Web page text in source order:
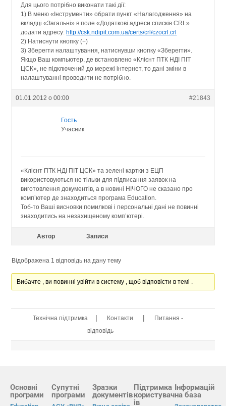
Для цього потрібно виконати такі дії:
1) В меню «Інструменти» обрати пункт «Налагодження» на
вкладці «Загальні» в поле «Додаткові адреси списків CRL»
додати адресу:http://csk.ndipit.com.ua/certs/crl/czocrl.crl
2) Натиснути кнопку (+)
3) Зберегти налаштування, натиснувши кнопку «Зберегти».
Якщо Ваш компьютер, де встановлено «Клієнт ПТК НДІ ПІТ
ЦСК», не підключений до мережі інтернет, то дані зміни в
налаштуванні проводити не потрібно.
01.01.2012 о 00:00 #21843
Гость
Учасник
«Клієнт ПТК НДІ ПІТ ЦСК» та зелені картки з ЕЦП
використовуються не тільки для підписання заявок на
виготовлення документів, а в новині НІЧОГО не сказано про
комп’ютер де знаходиться програма Education.
Тоб-то Ваші висновки помилкові і персональні дані не повинні
знаходитись на незахищеному комп’ютері.
Автор Записи
Відображена 1 відповідь на дану тему
Вибачте , ви повинні увійти в систему , щоб відповісти в темі .
Технічна підтримка | Контакти |
Питання -
відповідь
Основні
програми
Супутні
програми
Зразки
документів
Підтримка
користувач
ів
Інформацій
на база